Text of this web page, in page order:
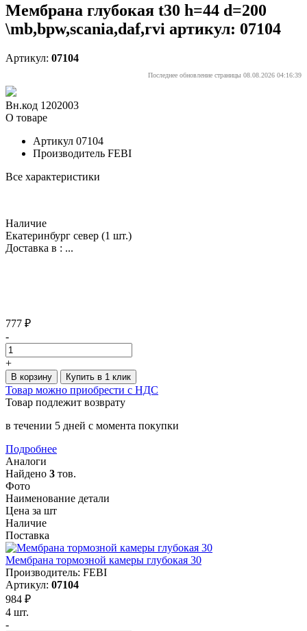
Мембрана глубокая t30 h=44 d=200
\mb,bpw,scania,daf,rvi артикул: 07104
Артикул: 07104
Последнее обновление страницы 08.08.2026 04:16:39
Вн.код 1202003
О товаре
Артикул 07104
Производитель FEBI
Все характеристики
Наличие
Екатеринбург север (1 шт.)
Доставка в : ...
777 ₽
-
+
В корзину Купить в 1 клик
Товар можно приобрести с НДС
Товар подлежит возврату
в течении 5 дней с момента покупки
Подробнее
Аналоги
Найдено 3 тов.
Фото
Наименование детали
Цена за шт
Наличие
Поставка
Мембрана тормозной камеры глубокая 30
Производитель: FEBI
Артикул: 07104
984 ₽
4 шт.
-